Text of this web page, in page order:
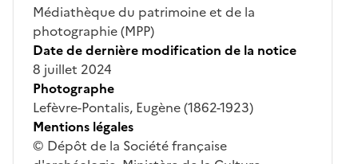
Médiathèque du patrimoine et de la
photographie (MPP)
Date de dernière modification de la notice
8 juillet 2024
Photographe
Lefèvre-Pontalis, Eugène (1862-1923)
Mentions légales
© Dépôt de la Société française